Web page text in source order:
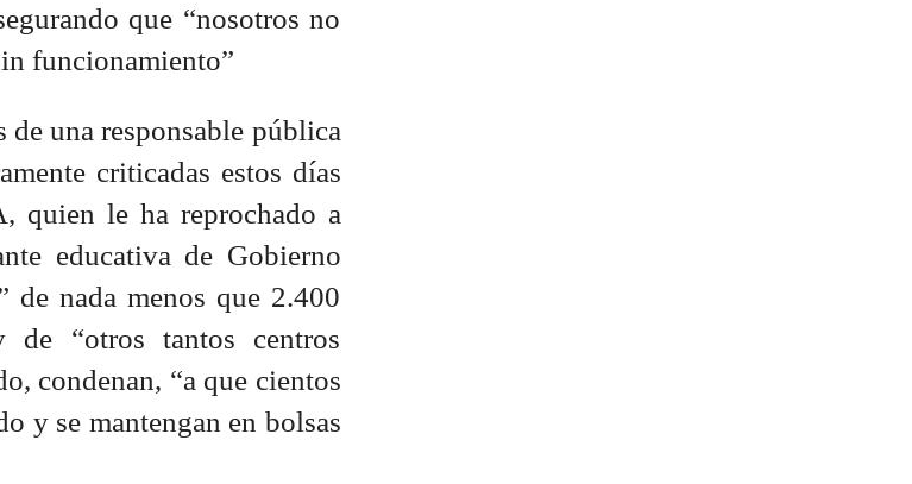
que “nosotros no
funcionamiento”
una responsable pública
criticadas estos días
quien le ha reprochado a
educativa de Gobierno
de nada menos que 2.400
“otros tantos centros
condenan, “a que cientos
y se mantengan en bolsas